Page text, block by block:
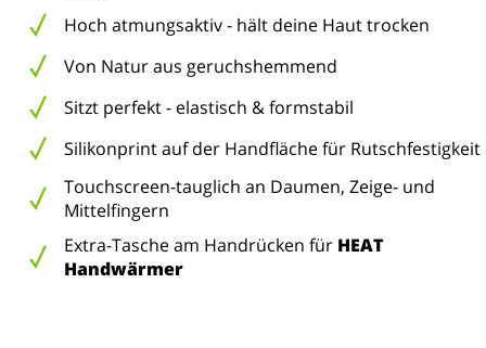
Hoch atmungsaktiv - hält deine Haut trocken
Von Natur aus geruchshemmend
Sitzt perfekt - elastisch & formstabil
Silikonprint auf der Handfläche für Rutschfestigkeit
Touchscreen-tauglich an Daumen, Zeige- und
Mittelfingern
Extra-Tasche am Handrücken für HEAT
Handwärmer